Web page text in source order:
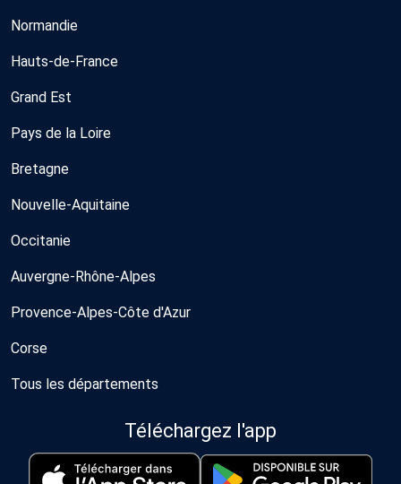
Normandie
Hauts-de-France
Grand Est
Pays de la Loire
Bretagne
Nouvelle-Aquitaine
Occitanie
Auvergne-Rhône-Alpes
Provence-Alpes-Côte d'Azur
Corse
Tous les départements
Téléchargez l'app